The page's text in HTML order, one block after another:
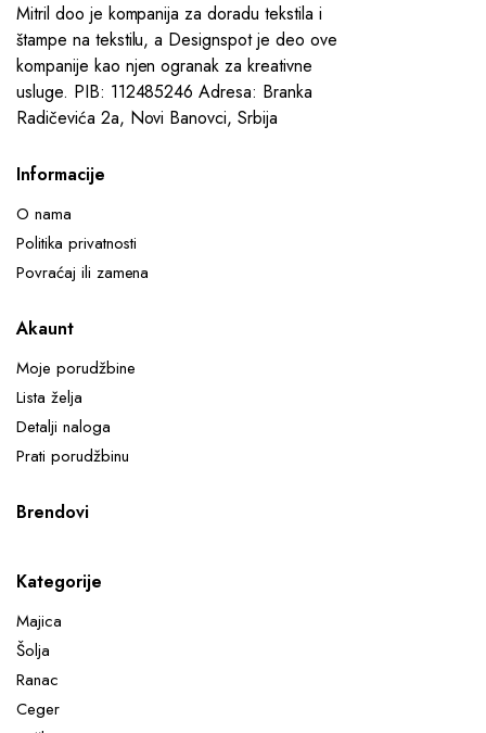
Mitril doo je kompanija za doradu tekstila i
štampe na tekstilu, a Designspot je deo ove
kompanije kao njen ogranak za kreativne
usluge. PIB: 112485246 Adresa: Branka
Radičevića 2a, Novi Banovci, Srbija
Informacije
O nama
Politika privatnosti
Povraćaj ili zamena
Akaunt
Moje porudžbine
Lista želja
Detalji naloga
Prati porudžbinu
Brendovi
Kategorije
Majica
Šolja
Ranac
Ceger